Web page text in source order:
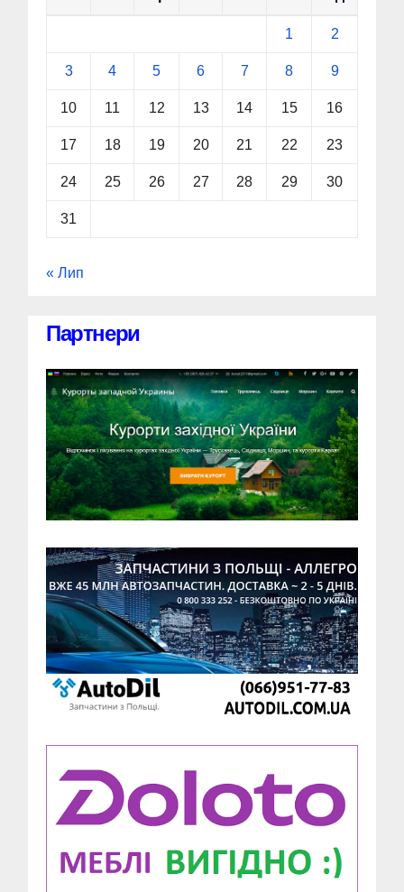
1 2
3 4 5 6 7 8 9
10 11 12 13 14 15 16
17 18 19 20 21 22 23
24 25 26 27 28 29 30
31
« Лип
Партнери